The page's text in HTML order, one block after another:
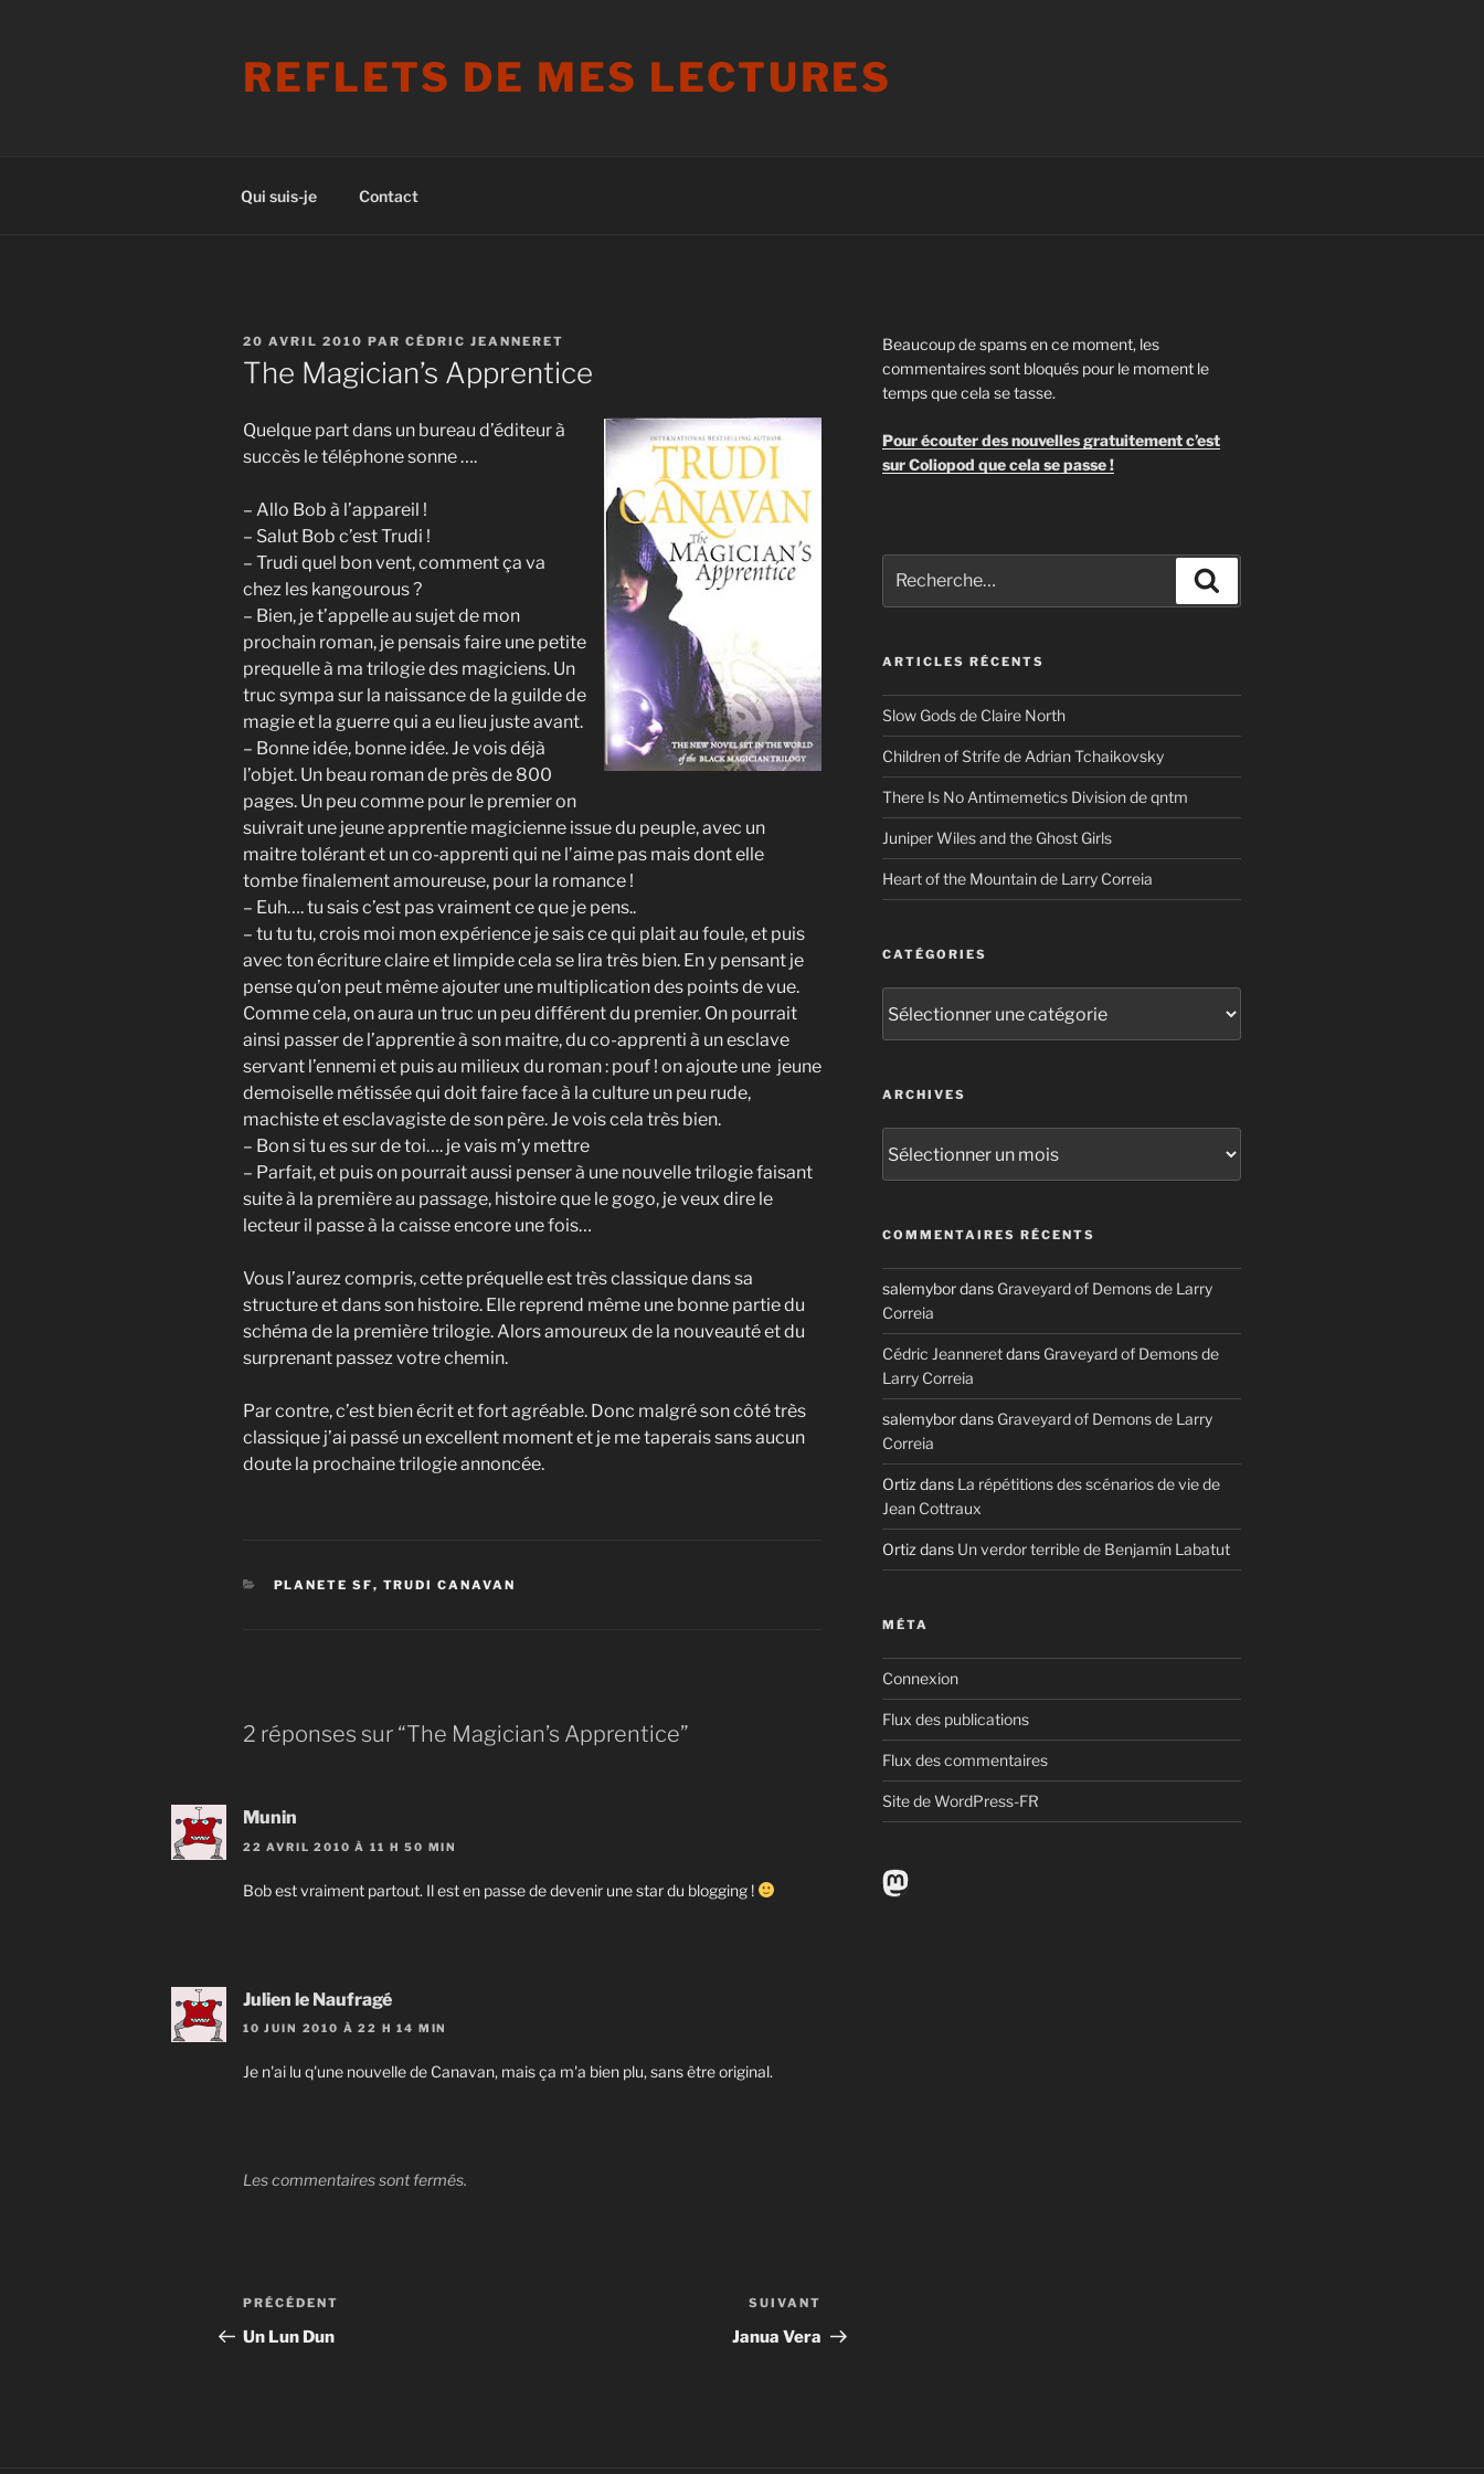
REFLETS DE MES LECTURES
Qui suis-je Contact
PUBLIÉ
LE
20 AVRIL 2010 PAR CÉDRIC JEANNERET
The Magician’s Apprentice
Quelque part dans un bureau d’éditeur à
succès le téléphone sonne ….
– Allo Bob à l’appareil !
– Salut Bob c’est Trudi !
– Trudi quel bon vent, comment ça va
chez les kangourous ?
– Bien, je t’appelle au sujet de mon
prochain roman, je pensais faire une petite
prequelle à ma trilogie des magiciens. Un
truc sympa sur la naissance de la guilde de
magie et la guerre qui a eu lieu juste avant.
– Bonne idée, bonne idée. Je vois déjà
l’objet. Un beau roman de près de 800
pages. Un peu comme pour le premier on
suivrait une jeune apprentie magicienne issue du peuple, avec un
maitre tolérant et un co-apprenti qui ne l’aime pas mais dont elle
tombe finalement amoureuse, pour la romance !
– Euh…. tu sais c’est pas vraiment ce que je pens..
– tu tu tu, crois moi mon expérience je sais ce qui plait au foule, et puis
avec ton écriture claire et limpide cela se lira très bien. En y pensant je
pense qu’on peut même ajouter une multiplication des points de vue.
Comme cela, on aura un truc un peu différent du premier. On pourrait
ainsi passer de l’apprentie à son maitre, du co-apprenti à un esclave
servant l’ennemi et puis au milieux du roman : pouf ! on ajoute une jeune
demoiselle métissée qui doit faire face à la culture un peu rude,
machiste et esclavagiste de son père. Je vois cela très bien.
– Bon si tu es sur de toi…. je vais m’y mettre
– Parfait, et puis on pourrait aussi penser à une nouvelle trilogie faisant
suite à la première au passage, histoire que le gogo, je veux dire le
lecteur il passe à la caisse encore une fois…
Vous l’aurez compris, cette préquelle est très classique dans sa
structure et dans son histoire. Elle reprend même une bonne partie du
schéma de la première trilogie. Alors amoureux de la nouveauté et du
surprenant passez votre chemin.
Par contre, c’est bien écrit et fort agréable. Donc malgré son côté très
classique j’ai passé un excellent moment et je me taperais sans aucun
doute la prochaine trilogie annoncée.
CATÉGORIES
PLANETE SF, TRUDI CANAVAN
2 réponses sur “The Magician’s Apprentice”
Munin
22 AVRIL 2010 À 11 H 50 MIN
Bob est vraiment partout. Il est en passe de devenir une star du blogging !
Julien le Naufragé
10 JUIN 2010 À 22 H 14 MIN
Je n'ai lu q'une nouvelle de Canavan, mais ça m'a bien plu, sans être original.
Les commentaires sont fermés.
Navigation
de
Article
précédent
PRÉCÉDENT
Un Lun Dun
suivant
SUIVANT
Janua Vera
Beaucoup de spams en ce moment, les
commentaires sont bloqués pour le moment le
temps que cela se tasse.
Pour écouter des nouvelles gratuitement c’est
sur Coliopod que cela se passe !
pour
:
ARTICLES RÉCENTS
Slow Gods de Claire North
Children of Strife de Adrian Tchaikovsky
There Is No Antimemetics Division de qntm
Juniper Wiles and the Ghost Girls
Heart of the Mountain de Larry Correia
CATÉGORIES
ARCHIVES
COMMENTAIRES RÉCENTS
salemybordans Graveyard of Demons de Larry
Correia
Cédric Jeanneretdans Graveyard of Demons de
Larry Correia
salemybordans Graveyard of Demons de Larry
Correia
Ortiz dans La répétitions des scénarios de vie de
Jean Cottraux
Ortiz dans Un verdor terrible de Benjamín Labatut
MÉTA
Connexion
Flux des publications
Flux des commentaires
Site de WordPress-FR
Mastodon